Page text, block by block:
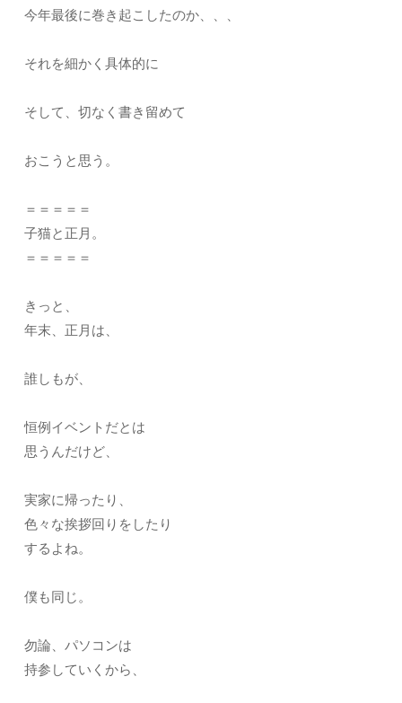
今年最後に巻き起こしたのか、、、
それを細かく具体的に
そして、切なく書き留めて
おこうと思う。
＝＝＝＝＝
子猫と正月。
＝＝＝＝＝
きっと、
年末、正月は、
誰しもが、
恒例イベントだとは
思うんだけど、
実家に帰ったり、
色々な挨拶回りをしたり
するよね。
僕も同じ。
勿論、パソコンは
持参していくから、